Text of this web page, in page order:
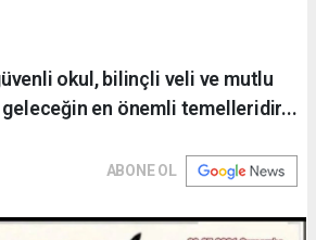
okul, bilinçli veli ve mutlu
en önemli temelleridir...
ABONE OL